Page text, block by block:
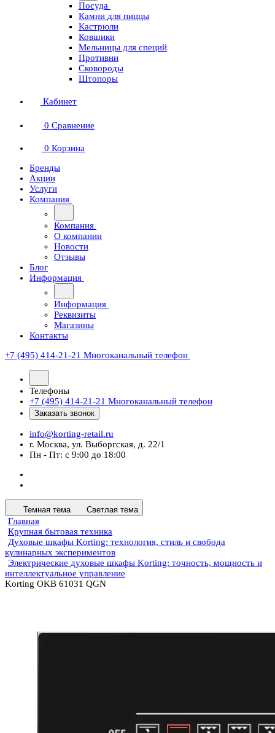
Посуда
Камни для пиццы
Кастрюли
Ковшики
Мельницы для специй
Противни
Сковороды
Штопоры
Кабинет
0 Сравнение
0 Корзина
Бренды
Акции
Услуги
Компания
Компания
О компании
Новости
Отзывы
Блог
Информация
Информация
Реквизиты
Магазины
Контакты
+7 (495) 414-21-21 Многоканальный телефон
Телефоны
+7 (495) 414-21-21 Многоканальный телефон
Заказать звонок
info@korting-retail.ru
г. Москва, ул. Выборгская, д. 22/1
Пн - Пт: с 9:00 до 18:00
Темная тема Светлая тема
Главная
Крупная бытовая техника
Духовые шкафы Korting: технология, стиль и свобода
кулинарных экспериментов
Электрические духовые шкафы Korting: точность, мощность и
интеллектуальное управление
Korting OKB 61031 QGN